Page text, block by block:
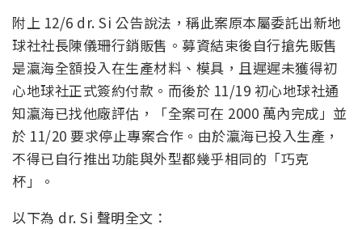
附上 12/6 dr. Si 公告說法，稱此案原本屬委託出新地
球社社長陳儀珊行銷販售。募資結束後自行搶先販售
是瀛海全額投入在生產材料、模具，且遲遲未獲得初
心地球社正式簽約付款。而後於 11/19 初心地球社通
知瀛海已找他廠評估，「全案可在 2000 萬內完成」並
於 11/20 要求停止專案合作。由於瀛海已投入生產，
不得已自行推出功能與外型都幾乎相同的「巧克
杯」。
以下為 dr. Si 聲明全文：